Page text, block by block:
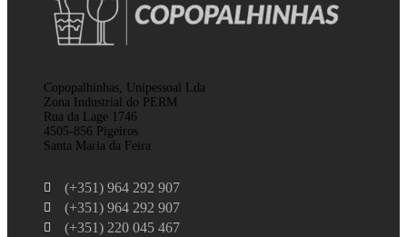
Copopalhinhas, Unipessoal Lda
Zona Industrial do PERM
Rua da Lage 1746
4505-856 Pigeiros
Santa Maria da Feira
(+351) 964 292 907
(+351) 964 292 907
(+351) 220 045 467